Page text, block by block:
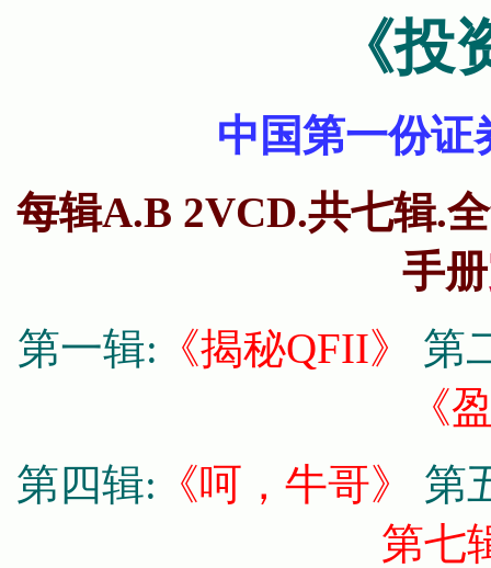
《
中国第一份证
每辑A.B 2VCD.共七辑.
手册
第一辑: 《揭秘QFII》
第
《
第四辑: 《呵，牛哥》
第
第七